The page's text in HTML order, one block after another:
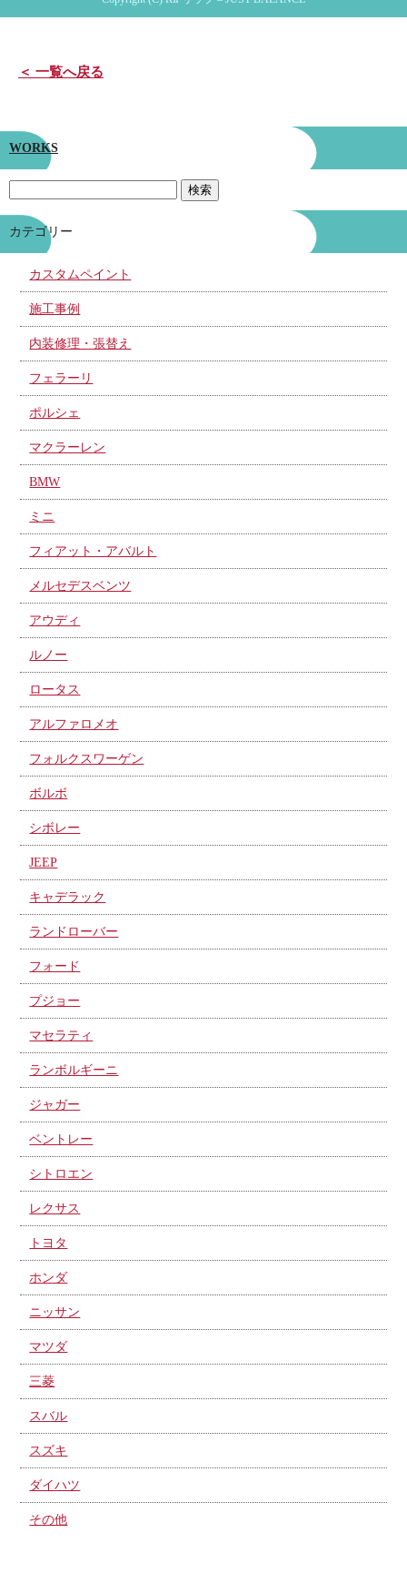
＜ 一覧へ戻る
WORKS
カテゴリー
カスタムペイント
施工事例
内装修理・張替え
フェラーリ
ポルシェ
マクラーレン
BMW
ミニ
フィアット・アバルト
メルセデスベンツ
アウディ
ルノー
ロータス
アルファロメオ
フォルクスワーゲン
ボルボ
シボレー
JEEP
キャデラック
ランドローバー
フォード
プジョー
マセラティ
ランボルギーニ
ジャガー
ベントレー
シトロエン
レクサス
トヨタ
ホンダ
ニッサン
マツダ
三菱
スバル
スズキ
ダイハツ
その他